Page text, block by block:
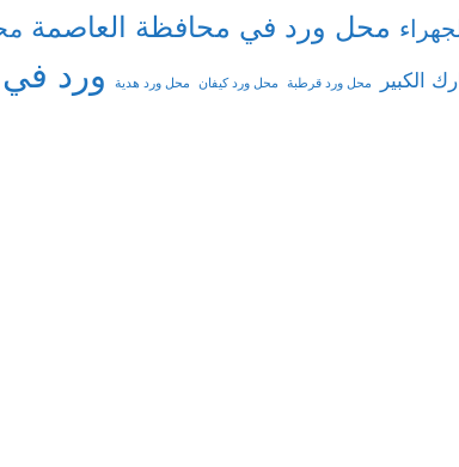
محل ورد في محافظة العاصمة
الكبير محل ورد قرطبة محل ورد كيفان محل ورد هدية ورد